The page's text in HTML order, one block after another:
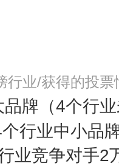
行业/获得的投票
品牌 （4个行
行业中小品
行业竞争对手2